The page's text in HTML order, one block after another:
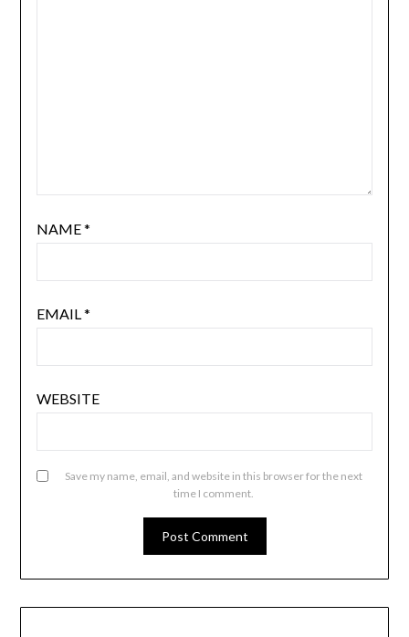
NAME*
EMAIL*
WEBSITE
Save my name, email, and website in this browser for the next
time I comment.